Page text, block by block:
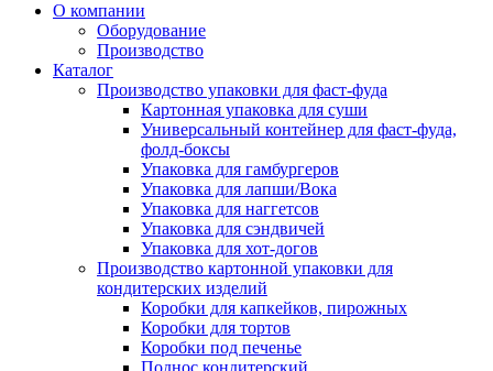
О компании
Оборудование
Производство
Каталог
Производство упаковки для фаст-фуда
Картонная упаковка для суши
Универсальный контейнер для фаст-фуда,
фолд-боксы
Упаковка для гамбургеров
Упаковка для лапши/Вока
Упаковка для наггетсов
Упаковка для сэндвичей
Упаковка для хот-догов
Производство картонной упаковки для
кондитерских изделий
Коробки для капкейков, пирожных
Коробки для тортов
Коробки под печенье
Поднос кондитерский